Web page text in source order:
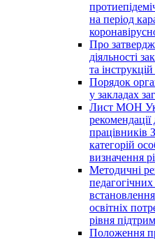
на період
Про
діяльності
та
Порядок
у закладах
Лист МОН
працівників
категорій
визначення
Методичні
освітніх
рівня
Положення